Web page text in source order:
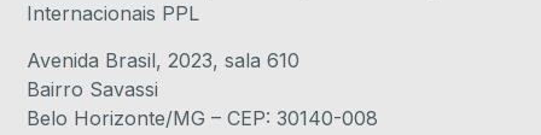
Internacionais PPL
Avenida Brasil, 2023, sala 610
Bairro Savassi
Belo Horizonte/MG – CEP: 30140-008